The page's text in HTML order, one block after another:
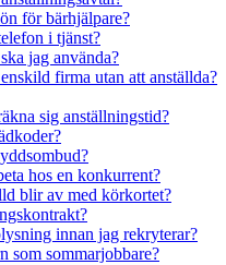
för bärhjälpare?
i tjänst?
jag använda?
firma utan att anställda?
sig anställningstid?
hos en konkurrent?
blir av med körkortet?
innan jag rekryterar?
som sommarjobbare?